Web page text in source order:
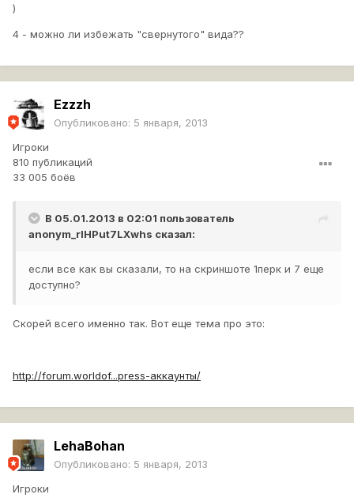
)
4 - можно ли избежать "свернутого" вида??
Ezzzh
Опубликовано: 5 января, 2013
Игроки
810 публикаций
33 005 боёв
В 05.01.2013 в 02:01 пользователь
anonym_rlHPut7LXwhs сказал:
если все как вы сказали, то на скриншоте 1перк и 7 еще
доступно?
Скорей всего именно так. Вот еще тема про это:
http://forum.worldof...press-аккаунты/
LehaBohan
Опубликовано: 5 января, 2013
Игроки